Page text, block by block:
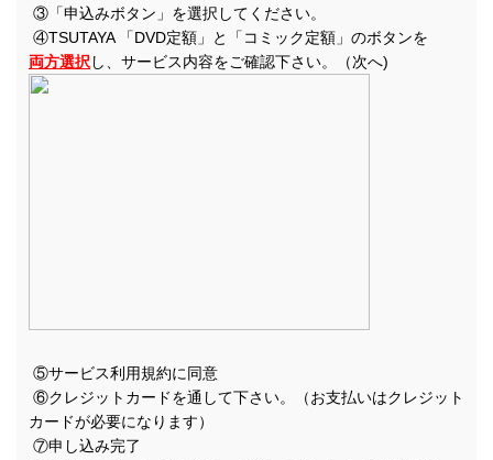
③「申込みボタン」を選択してください。
④TSUTAYA 「DVD定額」と「コミック定額」のボタンを
両方選択し、サービス内容をご確認下さい。（次へ)
⑤サービス利用規約に同意
⑥クレジットカードを通して下さい。（お支払いはクレジット
カードが必要になります）
⑦申し込み完了